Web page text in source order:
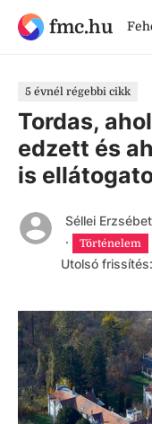
fmc.hu
5 évnél régebbi cikk
Tordas,
edzett és
is
Séllei Erzsébet
·
Történelem
Utolsó